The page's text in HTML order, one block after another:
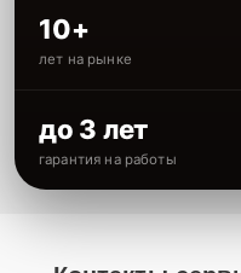
10+
лет на рынке
до 3 лет
гарантия на работы